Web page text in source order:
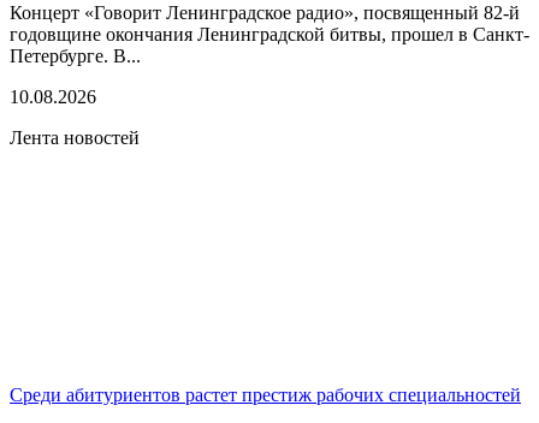
Концерт «Говорит Ленинградское радио», посвященный 82-й
годовщине окончания Ленинградской битвы, прошел в Санкт-
Петербурге. В...
10.08.2026
Лента новостей
Среди абитуриентов растет престиж рабочих специальностей